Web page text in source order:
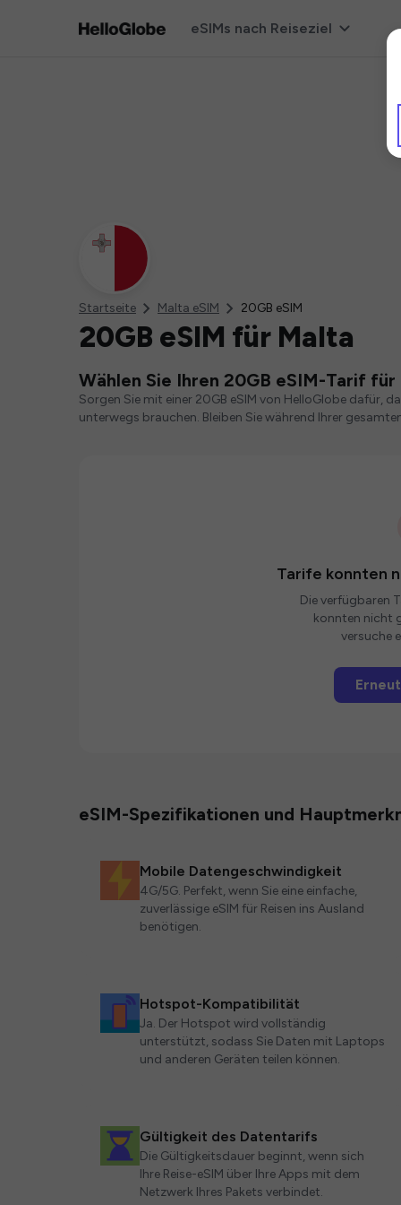
eSIMs nach Reiseziel
Startseite Malta eSIM 20GB eSIM
20GB eSIM für Malta
Wählen Sie Ihren 20GB eSIM-Tarif
Sorgen Sie mit einer 20GB eSIM von HelloGlobe dafür,
unterwegs brauchen. Bleiben Sie während Ihrer
Tarife konnten
Die verfügbaren
konnten nicht
versuche
eSIM-Spezifikationen und
Mobile Datengeschwindigkeit
4G/5G. Perfekt, wenn Sie eine einfache,
zuverlässige eSIM für Reisen ins Ausland
benötigen.
Hotspot-Kompatibilität
Ja. Der Hotspot wird vollständig
unterstützt, sodass Sie Daten mit Laptops
und anderen Geräten teilen können.
Gültigkeit des Datentarifs
Die Gültigkeitsdauer beginnt, wenn sich
Ihre Reise-eSIM über Ihre Apps mit dem
Netzwerk Ihres Pakets verbindet.